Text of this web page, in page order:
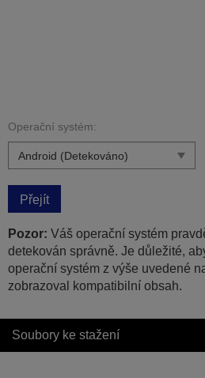
Operační systém:
Přejít
Pozor: Váš operační systém
detekován správně. Je důležité,
operační systém z výše uvedené
zobrazoval kompatibilní obsah.
Soubory ke stažení